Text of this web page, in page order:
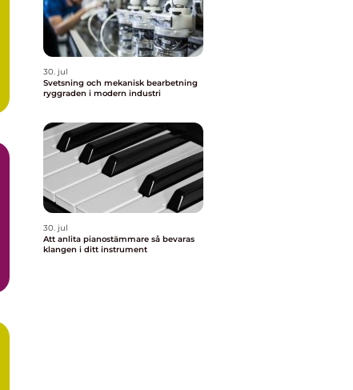
30. jul
Svetsning och mekanisk bearbetning
ryggraden i modern industri
30. jul
Att anlita pianostämmare så bevaras
klangen i ditt instrument